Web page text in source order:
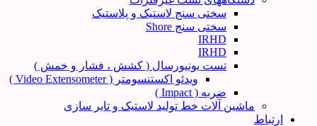
سختی سنج لاستیک و پلاستیک
سختی سنج Shore
IRHD
IRHD
تست یونیورسال ( کشش ، فشار و خمش )
ویدئو اکستنسومتر ( Video Extensometer )
ضربه ( Impact )
ماشین آلات خط تولید لاستیک و تایر سازی
ارتباط